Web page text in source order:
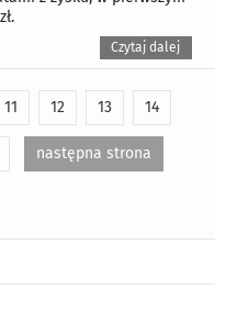
Czytaj dalej
11 12 13 14
następna strona